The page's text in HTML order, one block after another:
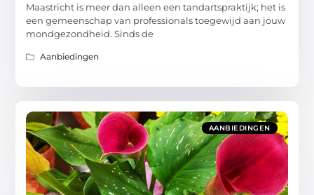
Maastricht is meer dan alleen een tandartspraktijk; het is
een gemeenschap van professionals toegewijd aan jouw
mondgezondheid. Sinds de
Aanbiedingen
AANBIEDINGEN